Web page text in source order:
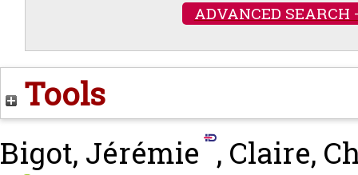
ADVANCED SEARCH
Tools
Bigot, Jérémie , Claire,